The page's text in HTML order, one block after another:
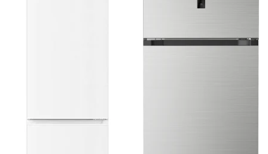
Tabla interactiva